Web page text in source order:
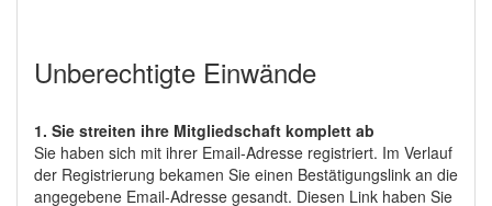
Unberechtigte Einwände
1. Sie streiten ihre Mitgliedschaft komplett ab
Sie haben sich mit ihrer Email-Adresse registriert. Im Verlauf
der Registrierung bekamen Sie einen Bestätigungslink an die
angegebene Email-Adresse gesandt. Diesen Link haben Sie